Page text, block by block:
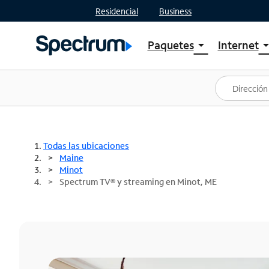
Residencial Business
Paquetesarrow_drop_down
Ver paquetes
Spectrum One
Mejores ofertas
Internetarrow_drop_down
Planes
Todas las ubicaciones
Maine
Minot
Spectrum TV® y streaming en Minot, ME